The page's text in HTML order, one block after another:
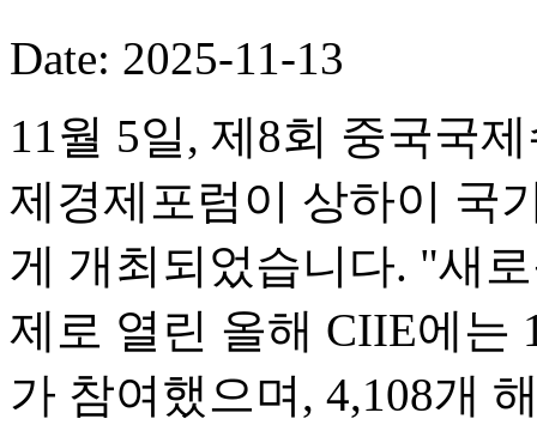
Date: 2025-11-13
11월 5일, 제8회 중국국
제경제포럼이 상하이 국
게 개최되었습니다. "새
제로 열린 올해 CIIE에는
가 참여했으며, 4,108개